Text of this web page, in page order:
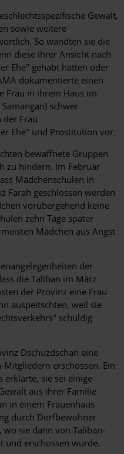
Gewalt,
sowie weitere
So wandten sie die
diese ihrer Ansicht nach
Ehe" gehabt hatten oder
dokumentierte einen
Frau in ihrem Haus im
schwer
Frau
Ehe" und Prostitution vor.
bewaffnete Gruppen
zu hindern. Im Februar
Mädchenschulen in
Farah geschlossen werden
vorübergehend keine
zehn Tage später
Mädchen aus Angst
der
die Taliban im März
der Provinz eine Frau
auspeitschten, weil sie
schuldig
Dschuzdschan eine
Mitgliedern erschossen. Ein
erklärte, sie sei einige
aus ihrer Familie
in einem Frauenhaus
durch Dorfbewohner
sie dann von Taliban-
und erschossen wurde.